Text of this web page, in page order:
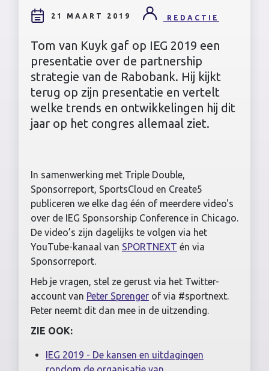
21 MAART 2019 REDACTIE
Tom van Kuyk gaf op IEG 2019 een
presentatie over de partnership
strategie van de Rabobank. Hij kijkt
terug op zijn presentatie en vertelt
welke trends en ontwikkelingen hij dit
jaar op het congres allemaal ziet.
In samenwerking met Triple Double,
Sponsorreport, SportsCloud en Create5
publiceren we elke dag één of meerdere video's
over de IEG Sponsorship Conference in Chicago.
De video’s zijn dagelijks te volgen via het
YouTube-kanaal van SPORTNEXT én via
Sponsorreport.
Heb je vragen, stel ze gerust via het Twitter-
account van Peter Sprengerof via #sportnext.
Peter neemt dit dan mee in de uitzending.
ZIE OOK:
IEG 2019 - De kansen en uitdagingen